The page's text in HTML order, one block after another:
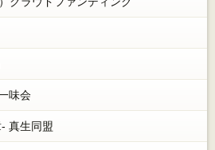
味会
真生同盟